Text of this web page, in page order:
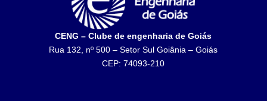
CENG – Clube de engenharia de Goiás
Rua 132, nº 500 – Setor Sul Goiânia – Goiás
CEP: 74093-210